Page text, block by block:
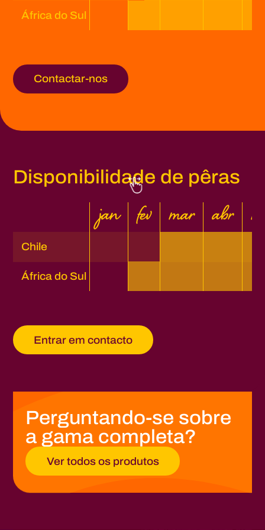
África do Sul
Contactar-nos
Disponibilidade de pêras
jan fev mar abr
Chile
África do Sul
Entrar em contacto
Perguntando-se sobre
a gama completa?
Ver todos os produtos